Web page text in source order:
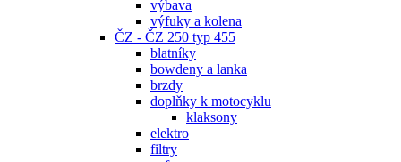
výbava
výfuky a kolena
ČZ - ČZ 250 typ 455
blatníky
bowdeny a lanka
brzdy
doplňky k motocyklu
klaksony
elektro
filtry